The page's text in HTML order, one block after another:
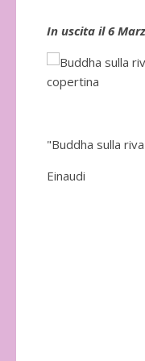
In uscita il 6
"Buddha sulla
Einaudi